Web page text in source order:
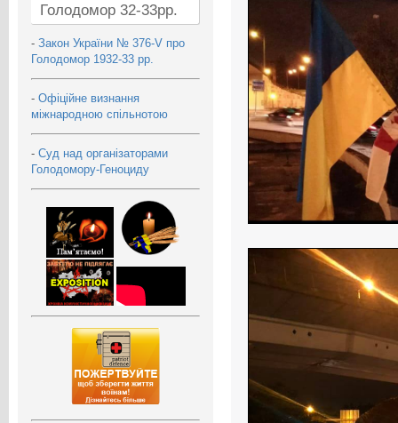
Голодомор 32-33рр.
- Закон України № 376-V про
Голодомор 1932-33 рр.
- Офіційне визнання
міжнародною спільнотою
- Суд над організаторами
Голодомору-Геноциду